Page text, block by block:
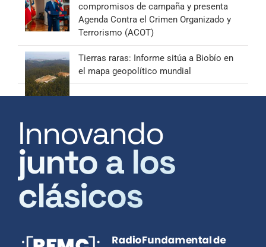
compromisos de campaña y presenta
Agenda Contra el Crimen Organizado y
Terrorismo (ACOT)
Tierras raras: Informe sitúa a Biobío en
el mapa geopolítico mundial
Innovando
junto a los
clásicos